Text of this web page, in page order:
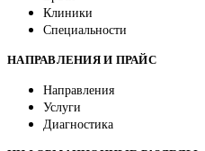
Клиники
Специальности
НАПРАВЛЕНИЯ И ПРАЙС
Направления
Услуги
Диагностика